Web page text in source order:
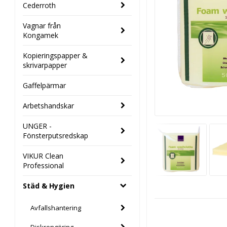
Cederroth
Vagnar från
Kongamek
Kopieringspapper &
skrivarpapper
Gaffelpärmar
Arbetshandskar
UNGER -
Fönsterputsredskap
VIKUR Clean
Professional
Städ & Hygien
Avfallshantering